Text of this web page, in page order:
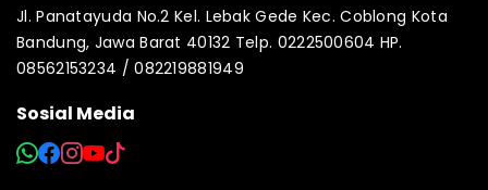
Jl. Panatayuda No.2 Kel. Lebak Gede Kec. Coblong Kota
Bandung, Jawa Barat 40132 Telp. 0222500604 HP.
08562153234 / 082219881949
Sosial Media